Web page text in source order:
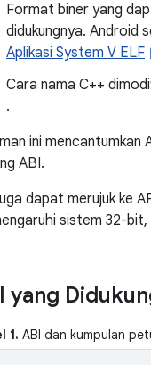
Format biner yang
didukungnya. Android
Aplikasi System V ELF
Cara nama C++
.
ini
ABI.
dapat merujuk ke
sistem 32-bit,
yang
1. ABI dan kumpulan